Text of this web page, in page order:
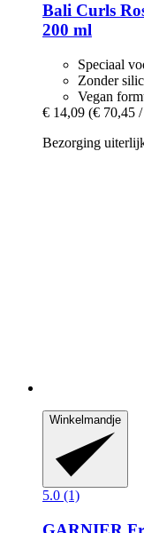
Bali Curls
200 ml
Speciaal
Zonder
Vegan
€ 14,09 (€ 70,45
Bezorging
Winkelmandje
5.0 (1)